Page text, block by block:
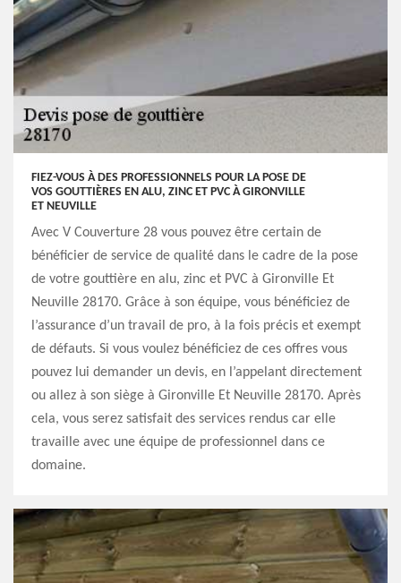
FIEZ-VOUS À DES PROFESSIONNELS POUR LA POSE DE
VOS GOUTTIÈRES EN ALU, ZINC ET PVC À GIRONVILLE
ET NEUVILLE
Avec V Couverture 28 vous pouvez être certain de
bénéficier de service de qualité dans le cadre de la pose
de votre gouttière en alu, zinc et PVC à Gironville Et
Neuville 28170. Grâce à son équipe, vous bénéficiez de
l’assurance d’un travail de pro, à la fois précis et exempt
de défauts. Si vous voulez bénéficiez de ces offres vous
pouvez lui demander un devis, en l’appelant directement
ou allez à son siège à Gironville Et Neuville 28170. Après
cela, vous serez satisfait des services rendus car elle
travaille avec une équipe de professionnel dans ce
domaine.